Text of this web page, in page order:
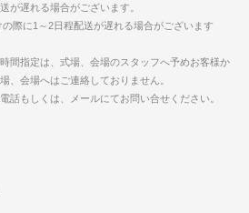
が遅れる場合がございます。
際に1～2日程配送が遅れる場合がございます
間指定は、式場、会場のスタッフへ予めお客様か
、会場へはご連絡しておりません。
話もしくは、メールにてお問い合せください。